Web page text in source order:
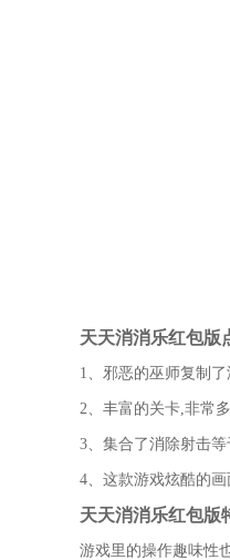
天天消消乐红包版
1、邪恶的巫师复制
2、丰富的关卡,非常
3、集合了消除射击
4、这款游戏炫酷的
天天消消乐红包版
游戏里的操作趣味性